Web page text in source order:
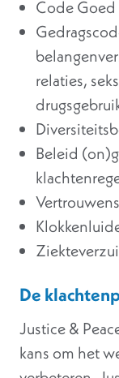
Code Goed
relaties,
Beleid
De
Justice &
kans om het